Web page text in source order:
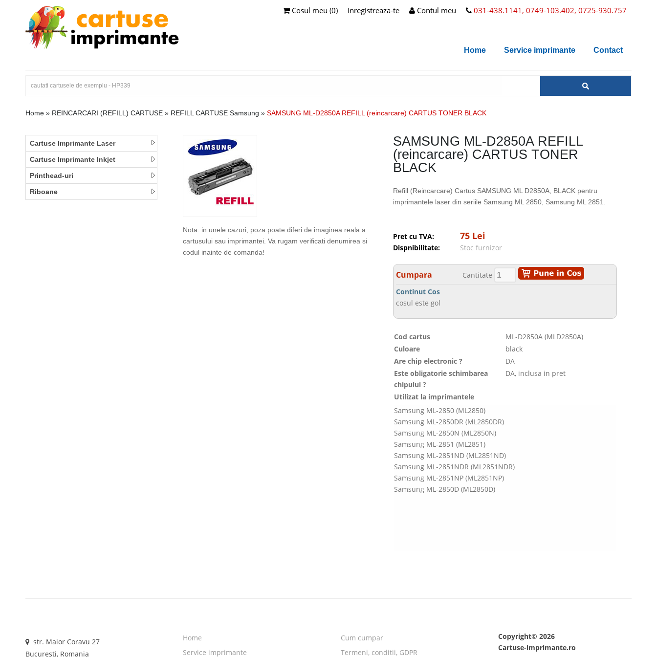
031-438.1141, 0749-103.402, 0725-930.757
Contul meu
Inregistreaza-te
Cosul meu (0)
Home Service imprimante Contact
Home » REINCARCARI (REFILL) CARTUSE » REFILL CARTUSE Samsung » SAMSUNG ML-D2850A REFILL (reincarcare) CARTUS TONER BLACK
Cartuse Imprimante Laser
Cartuse Imprimante Inkjet
Printhead-uri
Riboane
Nota: in unele cazuri, poza poate diferi de imaginea reala a
cartusului sau imprimantei. Va rugam verificati denumirea si
codul inainte de comanda!
SAMSUNG ML-D2850A REFILL
(reincarcare) CARTUS TONER
BLACK
Refill (Reincarcare) Cartus SAMSUNG ML D2850A, BLACK pentru
imprimantele laser din seriile Samsung ML 2850, Samsung ML 2851.
Pret cu TVA: 75 Lei
Dispnibilitate: Stoc furnizor
Cumpara
Cantitate
Continut Cos
cosul este gol
Cod cartus
ML-D2850A (MLD2850A)
Culoare
black
Are chip electronic ?
DA
Este obligatorie schimbarea
chipului ?
DA, inclusa in pret
Utilizat la imprimantele
Samsung ML-2850 (ML2850)
Samsung ML-2850DR (ML2850DR)
Samsung ML-2850N (ML2850N)
Samsung ML-2851 (ML2851)
Samsung ML-2851ND (ML2851ND)
Samsung ML-2851NDR (ML2851NDR)
Samsung ML-2851NP (ML2851NP)
Samsung ML-2850D (ML2850D)
str. Maior Coravu 27
Bucuresti, Romania
Home
Service imprimante
Cum cumpar
Termeni, conditii, GDPR
Copyright© 2026
Cartuse-imprimante.ro